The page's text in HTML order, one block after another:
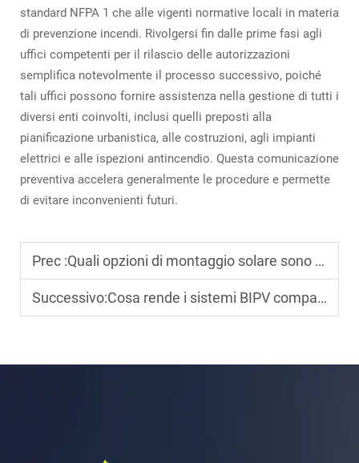
standard NFPA 1 che alle vigenti normative locali in materia
di prevenzione incendi. Rivolgersi fin dalle prime fasi agli
uffici competenti per il rilascio delle autorizzazioni
semplifica notevolmente il processo successivo, poiché
tali uffici possono fornire assistenza nella gestione di tutti i
diversi enti coinvolti, inclusi quelli preposti alla
pianificazione urbanistica, alle costruzioni, agli impianti
elettrici e alle ispezioni antincendio. Questa comunicazione
preventiva accelera generalmente le procedure e permette
di evitare inconvenienti futuri.
Prec :Quali opzioni di montaggio solare sono ideali per i sistemi fotovoltaici su palo?
Successivo:Cosa rende i sistemi BIPV compatibili con le facciate degli edifici?